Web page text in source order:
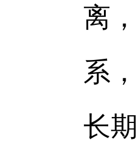
离
系
长